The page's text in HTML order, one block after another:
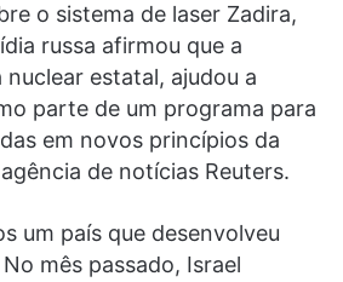
o sistema de laser Zadira,
russa afirmou que a
estatal, ajudou a
parte de um programa para
em novos princípios da
de notícias Reuters.
um país que desenvolveu
mês passado, Israel